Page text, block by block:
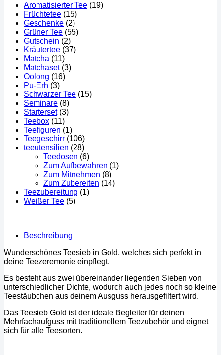
Aromatisierter Tee (19)
Früchtetee (15)
Geschenke (2)
Grüner Tee (55)
Gutschein (2)
Kräutertee (37)
Matcha (11)
Matchaset (3)
Oolong (16)
Pu-Erh (3)
Schwarzer Tee (15)
Seminare (8)
Starterset (3)
Teebox (11)
Teefiguren (1)
Teegeschirr (106)
teeutensilien (28)
Teedosen (6)
Zum Aufbewahren (1)
Zum Mitnehmen (8)
Zum Zubereiten (14)
Teezubereitung (1)
Weißer Tee (5)
Beschreibung
Wunderschönes Teesieb in Gold, welches sich perfekt in
deine Teezeremonie einpflegt.
Es besteht aus zwei übereinander liegenden Sieben von
unterschiedlicher Dichte, wodurch auch jedes noch so kleine
Teestäubchen aus deinem Ausguss herausgefiltert wird.
Das Teesieb Gold ist der ideale Begleiter für deinen
Mehrfachaufguss mit traditionellem Teezubehör und eignet
sich für alle Teesorten.